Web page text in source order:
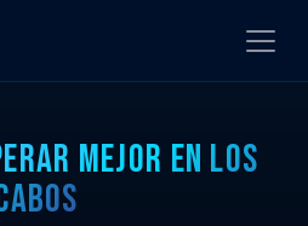
MEJOR EN LOS